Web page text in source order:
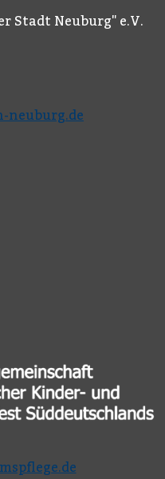
Stadt Neuburg" e.V.
neuburg.de